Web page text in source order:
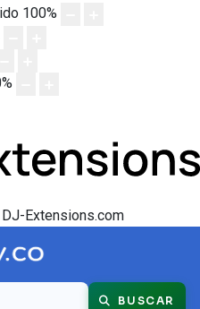
100%
%
Extensions.com
BUSCAR